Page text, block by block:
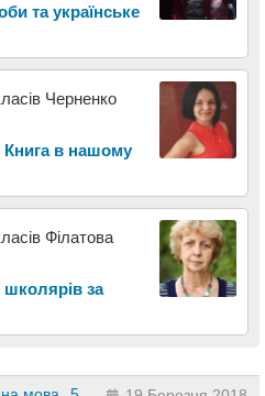
та українське
Черненко
Книга в нашому
Філатова
за